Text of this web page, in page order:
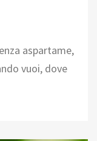
aspartame,
vuoi, dove